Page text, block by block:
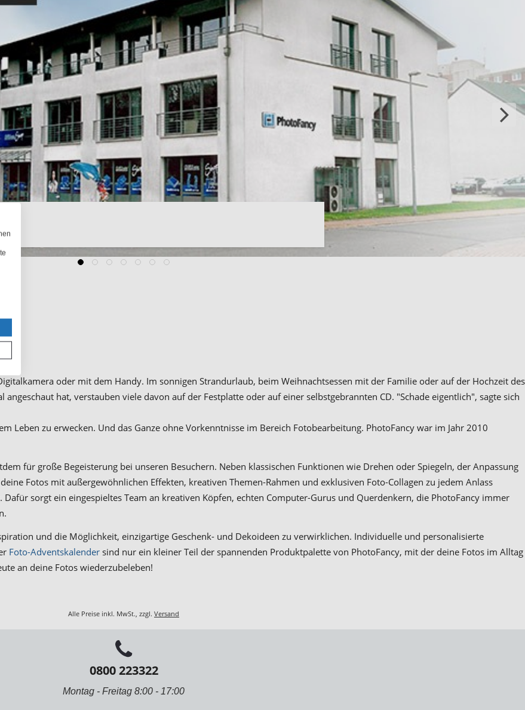
oder mit dem Handy. Im sonnigen Strandurlaub, beim Weihnachtsessen mit der Familie oder auf der Hochzeit des
hat, verstauben viele davon auf der Festplatte oder auf einer selbstgebrannten CD. "Schade eigentlich", sagte sich
Leben zu erwecken. Und das Ganze ohne Vorkenntnisse im Bereich Fotobearbeitung. PhotoFancy war im Jahr 2010
für große Begeisterung bei unseren Besuchern. Neben klassischen Funktionen wie Drehen oder Spiegeln, der Anpassung
Fotos mit außergewöhnlichen Effekten, kreativen Themen-Rahmen und exklusiven Foto-Collagen zu jedem Anlass
sorgt ein eingespieltes Team an kreativen Köpfen, echten Computer-Gurus und Querdenkern, die PhotoFancy immer
und die Möglichkeit, einzigartige Geschenk- und Dekoideen zu verwirklichen. Individuelle und personalisierte
Foto-Adventskalender sind nur ein kleiner Teil der spannenden Produktpalette von PhotoFancy, mit der deine Fotos im Alltag
an deine Fotos wiederzubeleben!
Alle Preise inkl. MwSt., zzgl. Versand
0800 223322
Montag - Freitag 8:00 - 17:00